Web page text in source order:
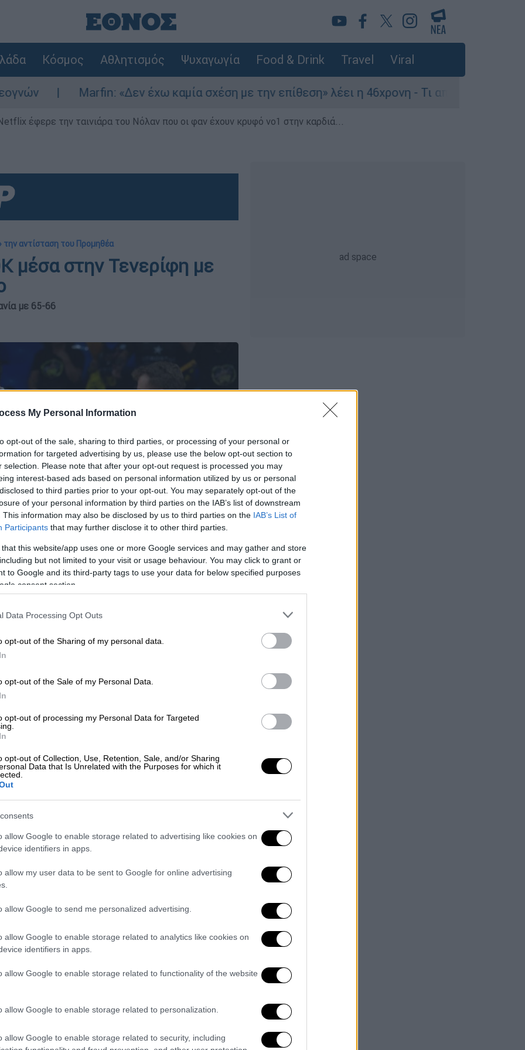
My Personal Information
opt-out of the sale, sharing to third parties, or processing of your personal or
for targeted advertising by us, please use the below opt-out section to
selection. Please note that after your opt-out request is processed you may
interest-based ads based on personal information utilized by us or personal
to third parties prior to your opt-out. You may separately opt-out of the
of your personal information by third parties on the IAB’s list of downstream
This information may also be disclosed by us to third parties on the IAB’s List of
Participants that may further disclose it to other third parties.
that this website/app uses one or more Google services and may gather and store
but not limited to your visit or usage behaviour. You may click to grant or
to Google and its third-party tags to use your data for below specified purposes
consent section.
Data Processing Opt Outs
opt-out of the Sharing of my personal data.
opt-out of the Sale of my Personal Data.
opt-out of processing my Personal Data for Targeted
opt-out of Collection, Use, Retention, Sale, and/or Sharing
Data that Is Unrelated with the Purposes for which it
allow Google to enable storage related to advertising like cookies on
identifiers in apps.
allow my user data to be sent to Google for online advertising
allow Google to send me personalized advertising.
allow Google to enable storage related to analytics like cookies on
identifiers in apps.
allow Google to enable storage related to functionality of the website
allow Google to enable storage related to personalization.
allow Google to enable storage related to security, including
Κόσμος Αθλητισμός Ψυχαγωγία Food & Drink Travel Viral
Marfin: «Δεν έχω καμία σχέση με την επίθεση» λέει η 46χρονη - Τι αποκάλυψε στους
έφερε την ταινιάρα του Νόλαν που οι φαν έχουν κρυφό νο1 στην καρδιά...
την αντίσταση του Προμηθέα
μέσα στην Τενερίφη με
με 65-66
το ΕΘΝΟΣ στη Google
στην Τενερίφη και απέδρασε από την
που θα τον βοηθήσει πολύ στη συνέχεια
του Βορρά νίκησε με 65-66 με
Χρυσικόπουλου ο οποίος σκόραρε 24
πρόκρισης, ενώ αυτή ήταν η
ήταν η καλύτερη ομάδα και στα 40 λεπτά
κρατώντας τους Ισπανούς πολύ κάτω
ειδικά στο τρίτο δεκάλεπτο, δέχτηκε
με 48-42 και έχοντας βάλει
της Τενερίφης, μπερδεύτηκε και η
δουλειά μέσα στις ρακέτες και από τον
του τραμυατία Μαργαρίτη, σκόραρε 12
την αντίσταση του Προμηθέα
Βίρτους Μπολόνια δεν κατάφερε να της
της στο Champions League. Οι Ιταλοί
και έκαναν το 7/7 υποχρεώνοντας τον
και δεύτερη συνολικά ήττα στην
να πανηγυρίσει από χθες την πρόκρισή
με πολλές σοβαρές απουσίες,
εκτός μάχης, είχε έντονα παράπονα